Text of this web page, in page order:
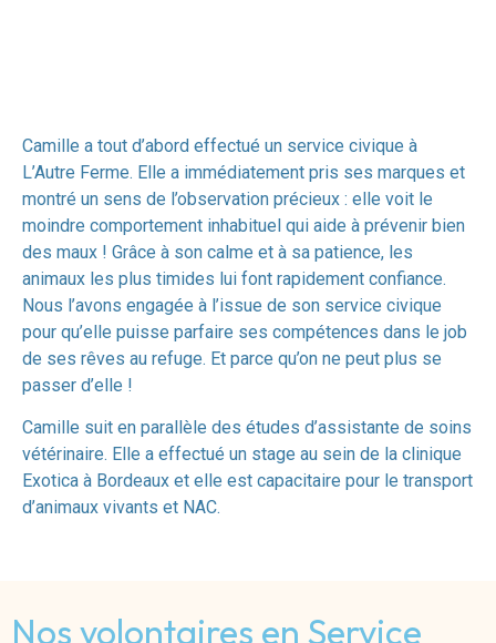
Camille a tout d’abord effectué un service civique à
L’Autre Ferme. Elle a immédiatement pris ses marques et
montré un sens de l’observation précieux : elle voit le
moindre comportement inhabituel qui aide à prévenir bien
des maux ! Grâce à son calme et à sa patience, les
animaux les plus timides lui font rapidement confiance.
Nous l’avons engagée à l’issue de son service civique
pour qu’elle puisse parfaire ses compétences dans le job
de ses rêves au refuge. Et parce qu’on ne peut plus se
passer d’elle !
Camille suit en parallèle des études d’assistante de soins
vétérinaire. Elle a effectué un stage au sein de la clinique
Exotica à Bordeaux et elle est capacitaire pour le transport
d’animaux vivants et NAC.
Nos volontaires en Service